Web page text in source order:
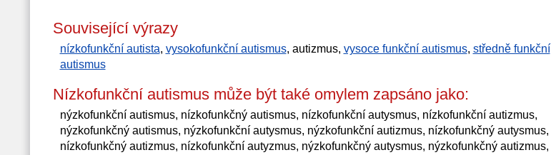
Související výrazy
nízkofunkční autista, vysokofunkční autismus, autizmus, vysoce funkční autismus, středně funkční
autismus
Nízkofunkční autismus může být také omylem zapsáno jako:
nýzkofunkční autismus, nízkofunkčný autismus, nízkofunkční autysmus, nízkofunkční autizmus,
nýzkofunkčný autismus, nýzkofunkční autysmus, nýzkofunkční autizmus, nízkofunkčný autysmus,
nízkofunkčný autizmus, nízkofunkční autyzmus, nýzkofunkčný autysmus, nýzkofunkčný autizmus,